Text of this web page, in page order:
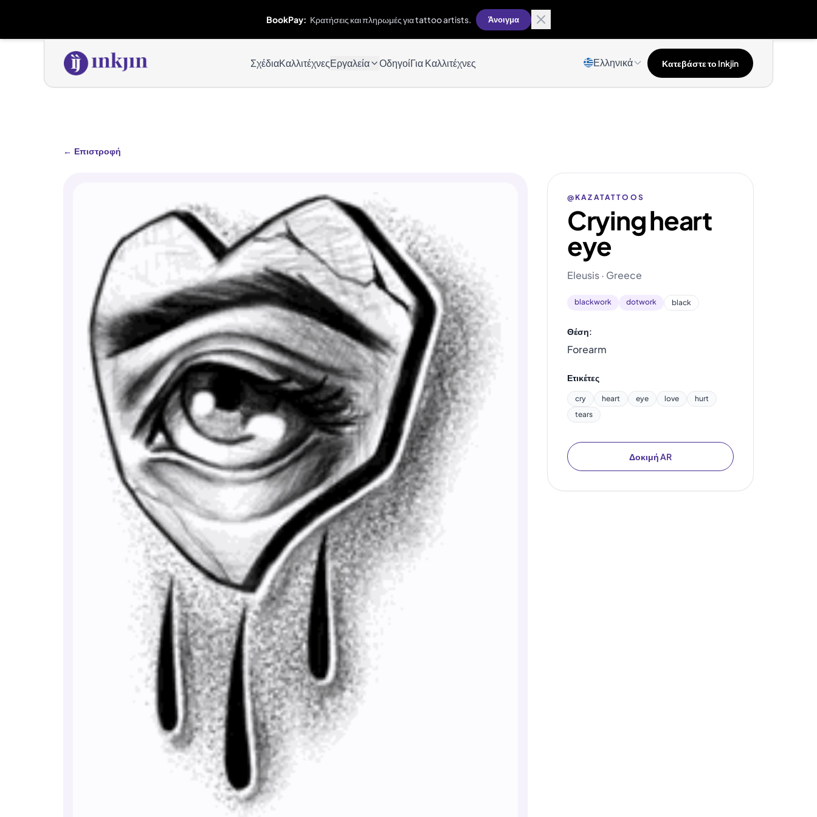
BookPay: Κρατήσεις και πληρωμές για tattoo artists. Άνοιγμα
ΣχέδιαΚαλλιτέχνεςΕργαλεία ΟδηγοίΓια Καλλιτέχνες Ελληνικά Κατεβάστε το Inkjin
← Επιστροφή
@KAZATATTOOS
Crying heart
eye
Eleusis · Greece
blackwork dotwork black
Θέση:
Forearm
Ετικέτες
cry heart eye love
hurt
tears
Δοκιμή AR